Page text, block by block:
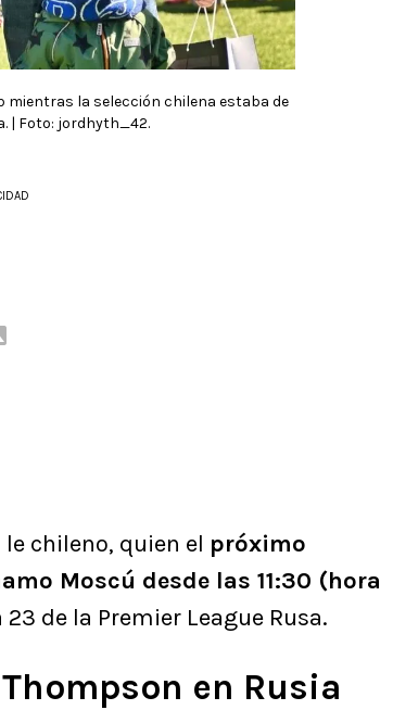
mientras la selección chilena estaba de
| Foto: jordhyth_42.
chileno, quien el próximo
Moscú desde las 11:30 (hora
de la Premier League Rusa.
en Rusia